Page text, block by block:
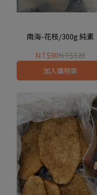
南海-花枝/300g 純素
NT$90NT$120
加入購物車